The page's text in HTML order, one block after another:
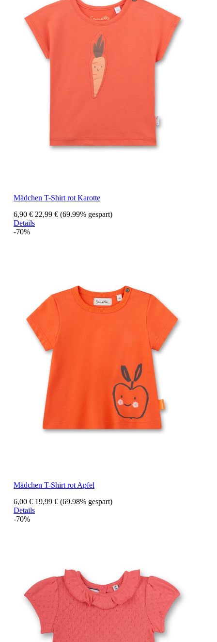
Mädchen T-Shirt rot Karotte
6,90 € 22,99 € (69.99% gespart)
Details
-70%
Mädchen T-Shirt rot Apfel
6,00 € 19,99 € (69.98% gespart)
Details
-70%